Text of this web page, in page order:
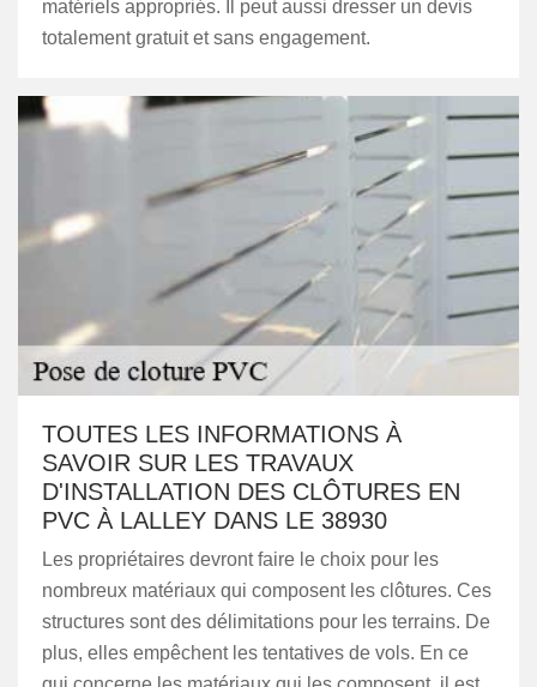
matériels appropriés. Il peut aussi dresser un devis
totalement gratuit et sans engagement.
TOUTES LES INFORMATIONS À
SAVOIR SUR LES TRAVAUX
D'INSTALLATION DES CLÔTURES EN
PVC À LALLEY DANS LE 38930
Les propriétaires devront faire le choix pour les
nombreux matériaux qui composent les clôtures. Ces
structures sont des délimitations pour les terrains. De
plus, elles empêchent les tentatives de vols. En ce